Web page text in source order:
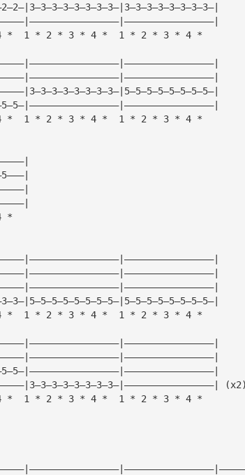
*  1 * 2 * 3 * 4 *  1 * 2 * 3 * 4 *
*  1 * 2 * 3 * 4 *  1 * 2 * 3 * 4 *
*
*  1 * 2 * 3 * 4 *  1 * 2 * 3 * 4 *
*  1 * 2 * 3 * 4 *  1 * 2 * 3 * 4 *